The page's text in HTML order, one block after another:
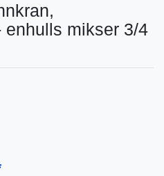
enhulls mikser 3/4